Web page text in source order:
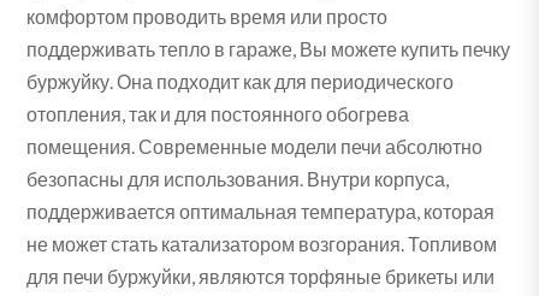
комфортом проводить время или просто
поддерживать тепло в гараже, Вы можете купить печку
буржуйку. Она подходит как для периодического
отопления, так и для постоянного обогрева
помещения. Современные модели печи абсолютно
безопасны для использования. Внутри корпуса,
поддерживается оптимальная температура, которая
не может стать катализатором возгорания. Топливом
для печи буржуйки, являются торфяные брикеты или